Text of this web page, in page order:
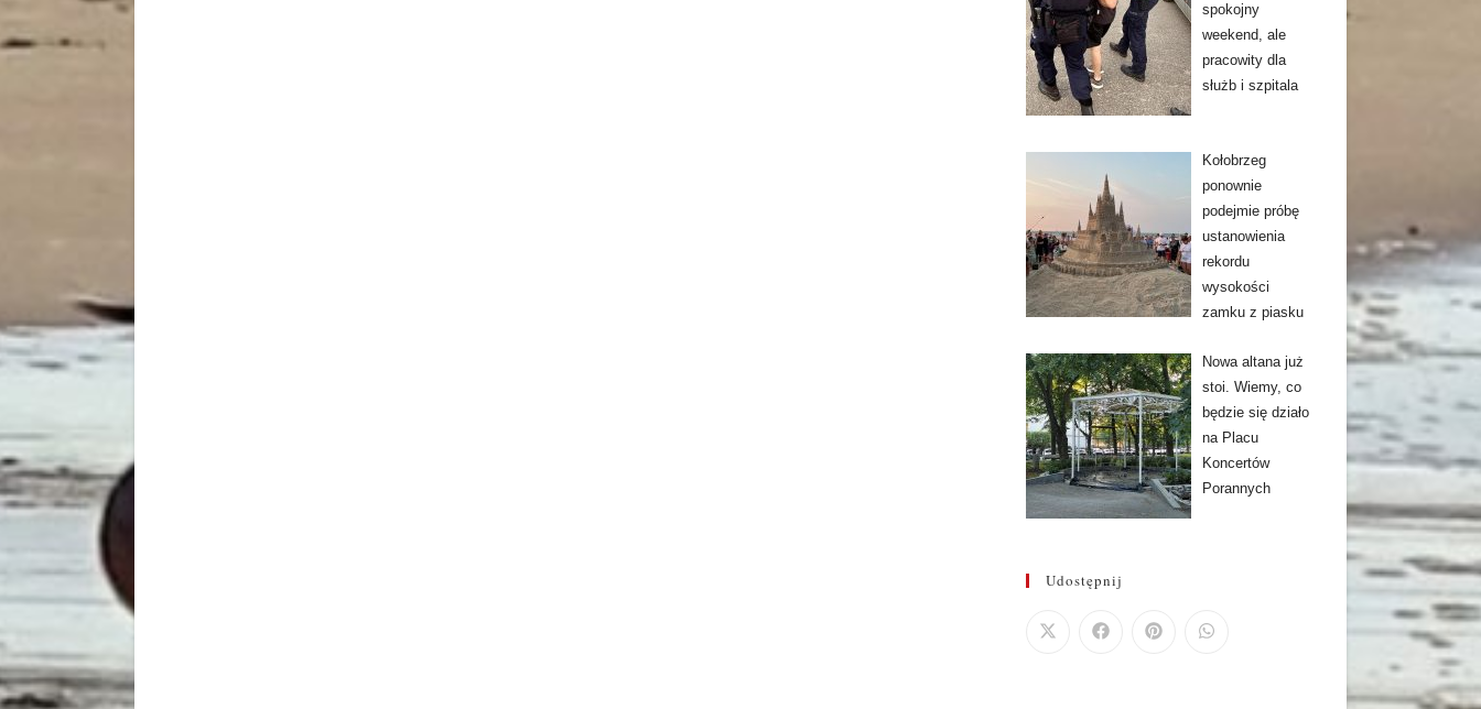
spokojny
weekend, ale
pracowity dla
służb i szpitala
Kołobrzeg
ponownie
podejmie próbę
ustanowienia
rekordu
wysokości
zamku z piasku
Nowa altana już
stoi. Wiemy, co
będzie się działo
na Placu
Koncertów
Porannych
Udostępnij